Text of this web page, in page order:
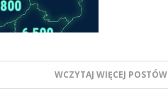
WCZYTAJ WIĘCEJ POSTÓW